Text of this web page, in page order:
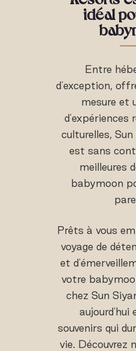
idéal
Entre
d'exception,
mesure et
d'expériences
culturelles,
est sans
meilleures
babymoon
Prêts à vous
voyage de
et
votre
chez Sun
aujourd'hui
souvenirs qui
vie. Découvrez